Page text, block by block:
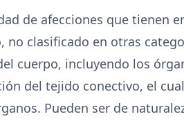
de afecciones que tienen
clasificado en otras
cuerpo, incluyendo los
del tejido conectivo, el
Pueden ser de